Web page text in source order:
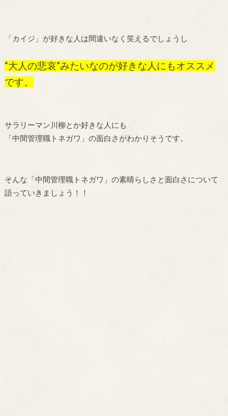
「カイジ」が好きな人は間違いなく笑えるでしょうし
“大人の悲哀”みたいなのが好きな人にもオススメ
です。
サラリーマン川柳とか好きな人にも
「中間管理職トネガワ」の面白さがわかりそうです。
そんな「中間管理職トネガワ」の素晴らしさと面白さについて
語っていきましょう！！